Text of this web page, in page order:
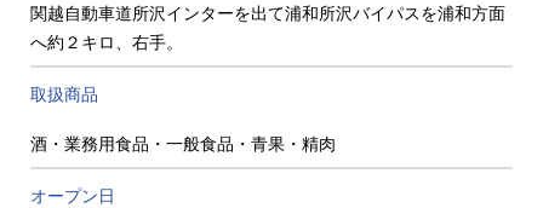
関越自動車道所沢インターを出て浦和所沢バイパスを浦和方面
へ約２キロ、右手。
取扱商品
酒・業務用食品・一般食品・青果・精肉
オープン日